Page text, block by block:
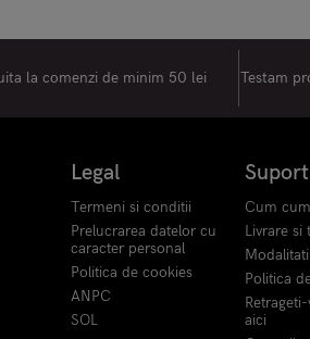
la comenzi de minim 50 lei Testam
Legal
Termeni si conditii
Prelucrarea datelor cu
caracter personal
Politica de cookies
ANPC
SOL
Cum
Livrare si
Politica
aici